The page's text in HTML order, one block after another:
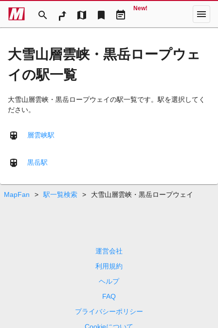
search map bookmark event_note
New! menu
大雪山層雲峡・黒岳ロープウェ
イの駅一覧
大雪山層雲峡・黒岳ロープウェイの駅一覧です。駅を選択してく
ださい。
層雲峡駅
黒岳駅
MapFan > 駅一覧検索 > 大雪山層雲峡・黒岳ロープウェイ
運営会社
利用規約
ヘルプ
FAQ
プライバシーポリシー
Cookieについて